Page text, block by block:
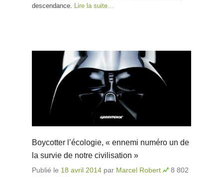
descendance. Lire la suite…
Boycotter l’écologie, « ennemi numéro un de
la survie de notre civilisation »
Publié le 18 avril 2014 par Marcel Robert
8 802